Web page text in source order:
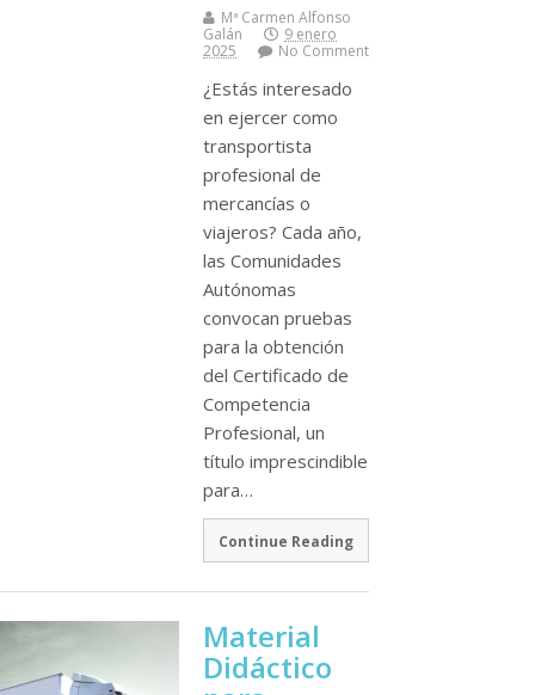
Mª Carmen Alfonso
Galán
9 enero
2025
No Comment
¿Estás interesado
en ejercer como
transportista
profesional de
mercancías o
viajeros? Cada año,
las Comunidades
Autónomas
convocan pruebas
para la obtención
del Certificado de
Competencia
Profesional, un
título imprescindible
para…
Continue Reading
Material
Didáctico